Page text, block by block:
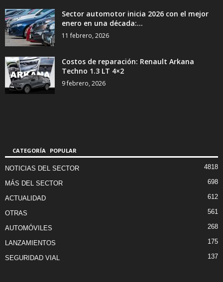
Sector automotor inicia 2026 con el mejor
enero en una década:...
11 febrero, 2026
Costos de reparación: Renault Arkana
Techno 1.3 LT 4×2
9 febrero, 2026
CATEGORÍA POPULAR
NOTICIAS DEL SECTOR 4818
MÁS DEL SECTOR 698
ACTUALIDAD 612
OTRAS 561
AUTOMÓVILES 268
LANZAMIENTOS 175
SEGURIDAD VIAL 137